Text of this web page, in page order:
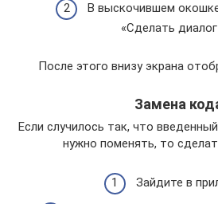
В выскочившем
«Сделать
После этого внизу экрана
Замена
Если случилось так, что
нужно поменять, то
Зайдите в